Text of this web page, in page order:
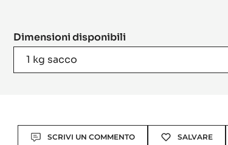
Dimensioni disponibili
1 kg sacco
ActionsSCRIVI UN COMMENTO SALVARE